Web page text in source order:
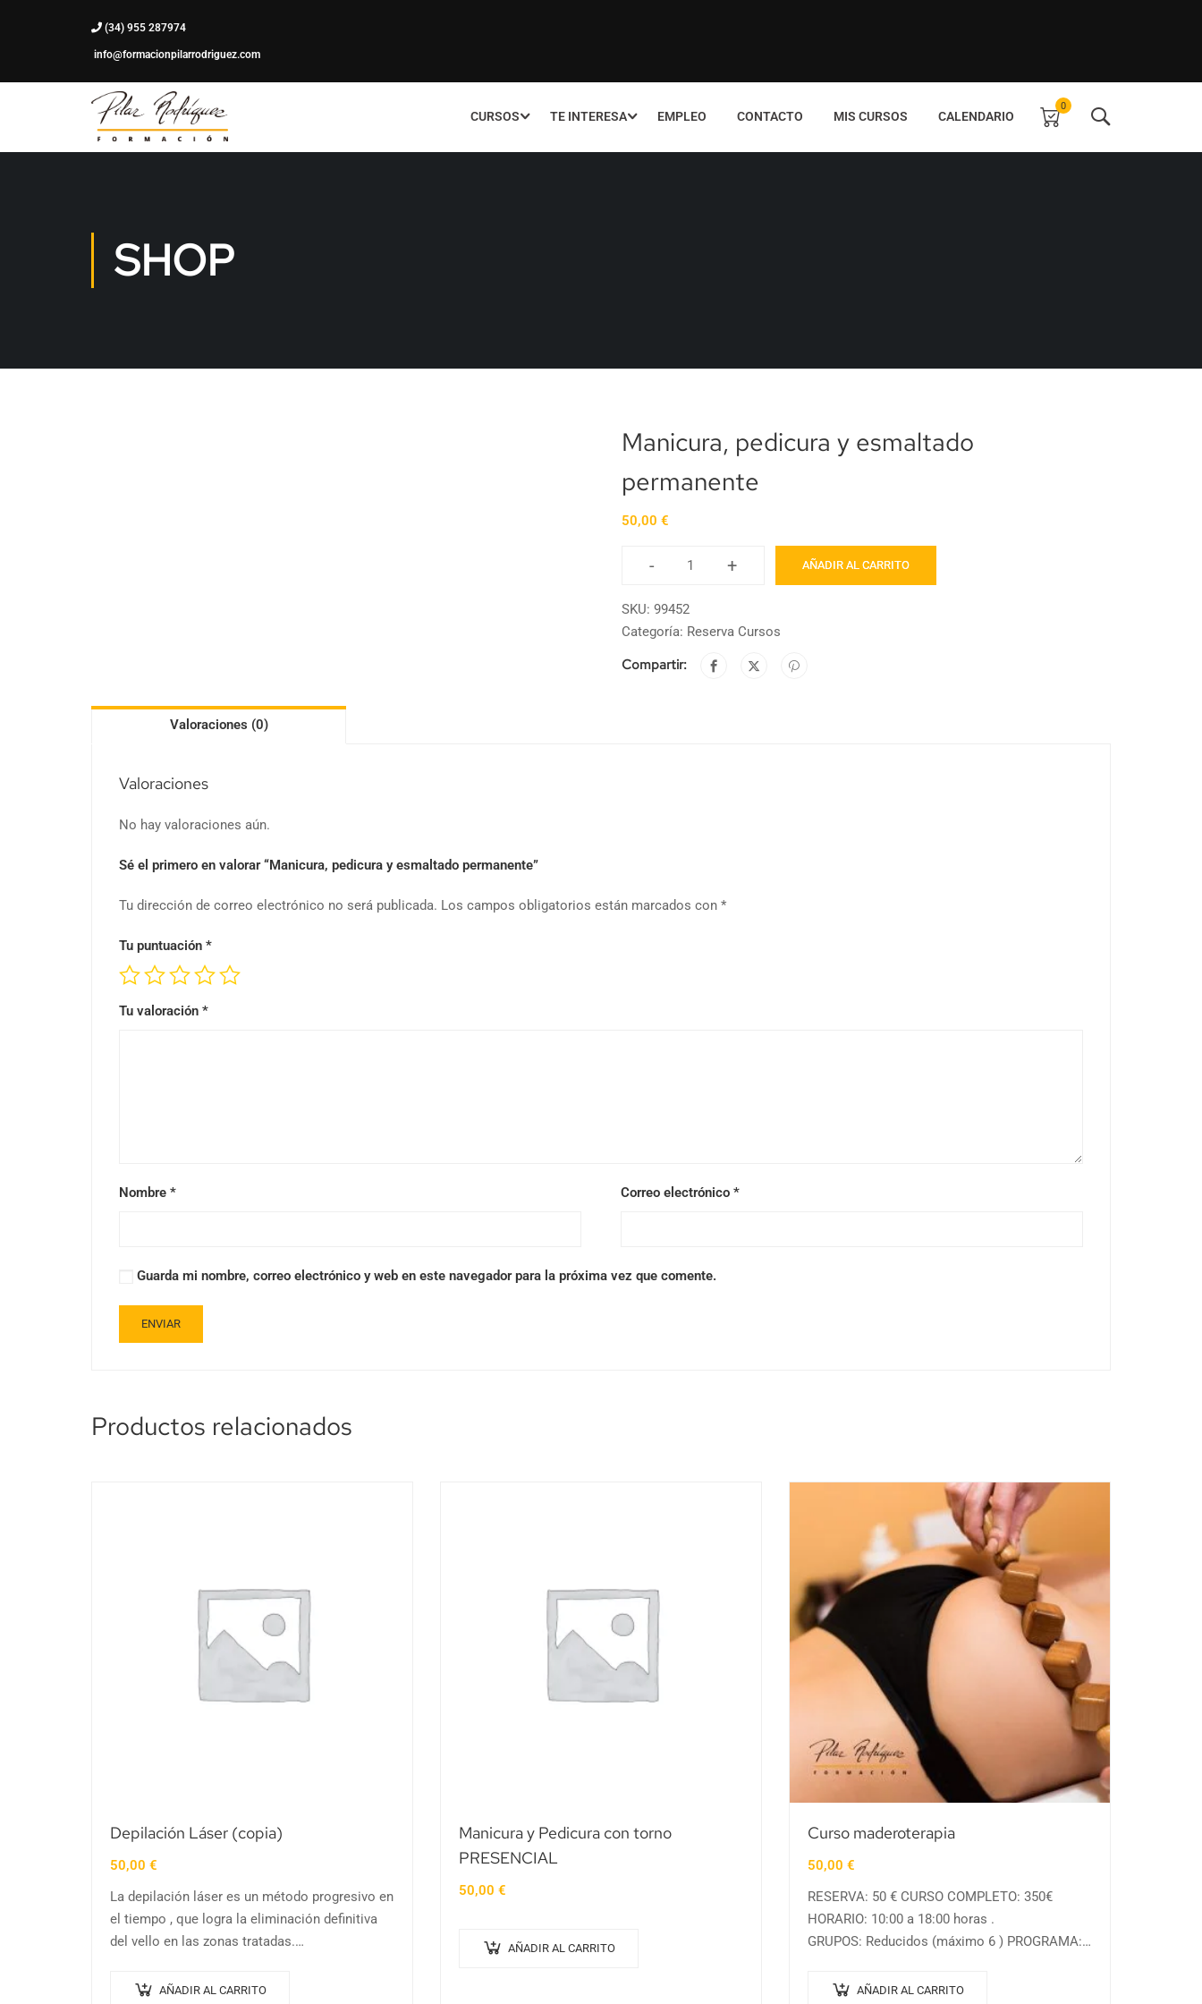
(34) 955 287974
info@formacionpilarrodriguez.com
CURSOS TE INTERESA EMPLEO CONTACTO MIS CURSOS CALENDARIO
0
SHOP
Manicura, pedicura y esmaltado
permanente
50,00 €
- + AÑADIR AL CARRITO
SKU: 99452
Categoría: Reserva Cursos
Compartir:
Valoraciones (0)
Valoraciones
No hay valoraciones aún.
Sé el primero en valorar “Manicura, pedicura y esmaltado permanente”
Tu dirección de correo electrónico no será publicada. Los campos obligatorios están marcados con *
Tu puntuación *
Tu valoración *
Nombre * Correo electrónico *
Guarda mi nombre, correo electrónico y web en este navegador para la próxima vez que comente.
Productos relacionados
Depilación Láser (copia)
50,00 €
La depilación láser es un método progresivo en
el tiempo , que logra la eliminación definitiva
del vello en las zonas tratadas.
innovadora y…AÑADIR AL CARRITO
Manicura y Pedicura con torno
PRESENCIAL
50,00 €
AÑADIR AL CARRITO
Curso maderoterapia
50,00 €
RESERVA: 50 € CURSO COMPLETO: 350€
HORARIO: 10:00 a 18:00 horas .
GRUPOS: Reducidos (máximo 6 ) PROGRAMA:
cuerpo – El sistema linfático –…
AÑADIR AL CARRITO